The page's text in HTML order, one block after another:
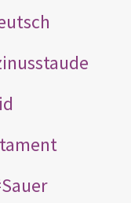
Sauer